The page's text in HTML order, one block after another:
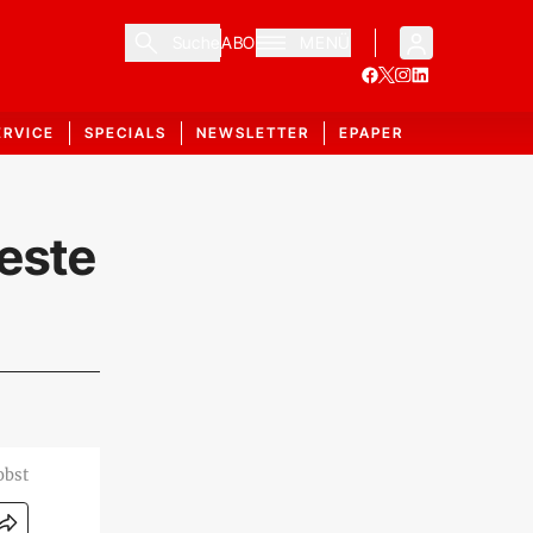
ABO
SPECIALS NEWSLETTER EPAPER